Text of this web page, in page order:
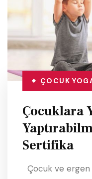
ÇOCUK
Çocuklara
Sertifika
Çocuk ve